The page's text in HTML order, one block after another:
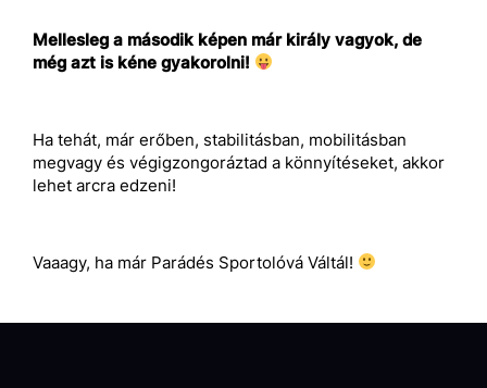
Mellesleg a második képen már király vagyok, de
még azt is kéne gyakorolni!
Ha tehát, már erőben, stabilitásban, mobilitásban
megvagy és végigzongoráztad a könnyítéseket, akkor
lehet arcra edzeni!
Vaaagy, ha már Parádés Sportolóvá Váltál!